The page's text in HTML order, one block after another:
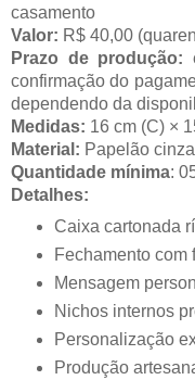
casamento
Valor: R$ 40,00
Prazo de produção:
confirmação do
dependendo da
Medidas: 16 cm (C) ×
Material: Papelão
Quantidade mínima:
Detalhes:
Caixa cartonada
Fechamento com
Mensagem
Nichos internos
Personalização
Produção